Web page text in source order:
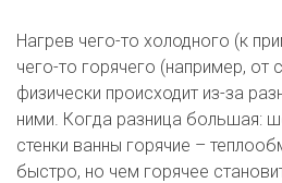
Нагрев чего-то холодного (к
чего-то горячего (например, от
физически происходит из-за
ними. Когда разница большая:
стенки ванны горячие –
быстро, но чем горячее